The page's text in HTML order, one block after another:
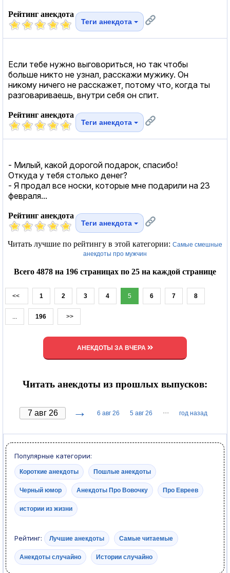
Рейтинг анекдота
Теги анекдота
Если тебе нужно выговориться, но так чтобы
больше никто не узнал, расскажи мужику. Он
никому ничего не расскажет, потому что, когда ты
разговариваешь, внутри себя он спит.
Рейтинг анекдота
Теги анекдота
- Милый, какой дорогой подарок, спасибо!
Откуда у тебя столько денег?
- Я продал все носки, которые мне подарили на 23
февраля...
Рейтинг анекдота
Теги анекдота
Читать лучшие по рейтингу в этой категории: Самые смешные
анекдоты про мужчин
Всего 4878 на 196 страницах по 25 на каждой странице
<< 1 2 3 4 5 6 7 8
... 196 >>
АНЕКДОТЫ ЗА ВЧЕРА
Читать анекдоты из прошлых выпусков:
→ 6 авг 26 5 авг 26 ··· год назад
Популярные категории:
Короткие анекдоты Пошлые анекдоты
Черный юмор Анекдоты Про Вовочку Про Евреев
истории из жизни
Рейтинг: Лучшие анекдоты Самые читаемые
Анекдоты случайно Истории случайно